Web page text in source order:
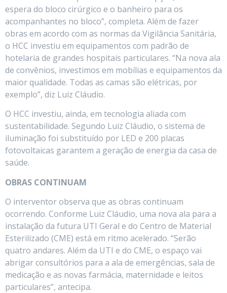
espera do bloco cirúrgico e o banheiro para os
acompanhantes no bloco”, completa. Além de fazer
obras em acordo com as normas da Vigilância Sanitária,
o HCC investiu em equipamentos com padrão de
hotelaria de grandes hospitais particulares. “Na nova ala
de convênios, investimos em mobílias e equipamentos da
maior qualidade. Todas as camas são elétricas, por
exemplo”, diz Luiz Cláudio.
O HCC investiu, ainda, em tecnologia aliada com
sustentabilidade. Segundo Luiz Cláudio, o sistema de
iluminação foi substituído por LED e 200 placas
fotovoltaicas garantem a geração de energia da casa de
saúde.
OBRAS CONTINUAM
O interventor observa que as obras continuam
ocorrendo. Conforme Luiz Cláudio, uma nova ala para a
instalação da futura UTI Geral e do Centro de Material
Esterilizado (CME) está em ritmo acelerado. “Serão
quatro andares. Além da UTI e do CME, o espaço vai
abrigar consultórios para a ala de emergências, sala de
medicação e as novas farmácia, maternidade e leitos
particulares”, antecipa.